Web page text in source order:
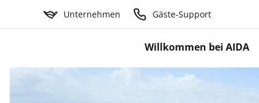
Unternehmen Gäste-Support
Willkommen bei AIDA